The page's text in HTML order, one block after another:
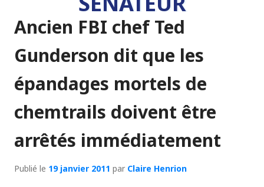
Ancien FBI chef Ted
Gunderson dit que les
épandages mortels de
chemtrails doivent être
arrêtés immédiatement
Publié le 19 janvier 2011 par Claire Henrion